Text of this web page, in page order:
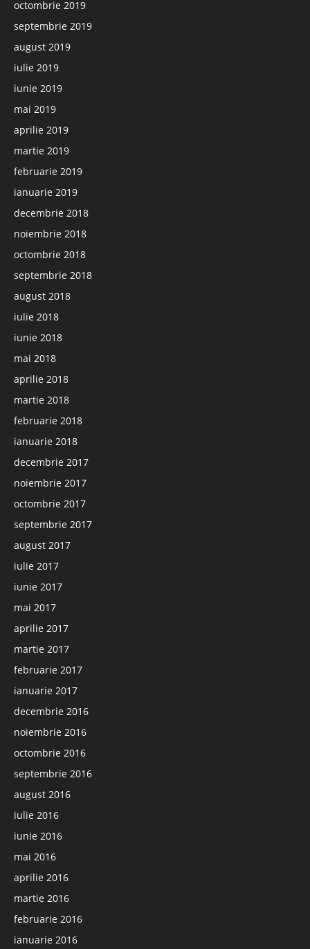
octombrie 2019
septembrie 2019
august 2019
iulie 2019
iunie 2019
mai 2019
aprilie 2019
martie 2019
februarie 2019
ianuarie 2019
decembrie 2018
noiembrie 2018
octombrie 2018
septembrie 2018
august 2018
iulie 2018
iunie 2018
mai 2018
aprilie 2018
martie 2018
februarie 2018
ianuarie 2018
decembrie 2017
noiembrie 2017
octombrie 2017
septembrie 2017
august 2017
iulie 2017
iunie 2017
mai 2017
aprilie 2017
martie 2017
februarie 2017
ianuarie 2017
decembrie 2016
noiembrie 2016
octombrie 2016
septembrie 2016
august 2016
iulie 2016
iunie 2016
mai 2016
aprilie 2016
martie 2016
februarie 2016
ianuarie 2016